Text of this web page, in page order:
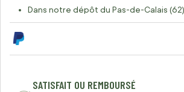
Dans notre dépôt du Pas-de-Calais (62)
SATISFAIT OU REMBOURSÉ